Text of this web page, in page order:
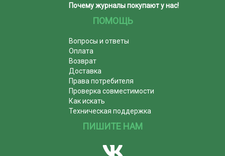
Почему журналы покупают у нас!
ПОМОЩЬ
Вопросы и ответы
Оплата
Возврат
Доставка
Права потребителя
Проверка совместимости
Как искать
Техническая поддержка
ПИШИТЕ НАМ